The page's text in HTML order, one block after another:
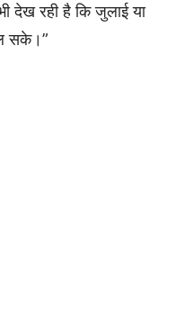
देख रही है कि जुलाई या
सके।”